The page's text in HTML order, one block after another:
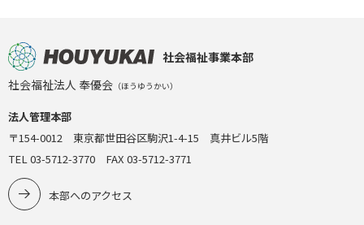
社会福祉事業本部
社会福祉法人 奉優会 （ほうゆうかい）
法人管理本部
〒154-0012 東京都世田谷区駒沢1-4-15 真井ビル5階
TEL 03-5712-3770 FAX 03-5712-3771
本部へのアクセス